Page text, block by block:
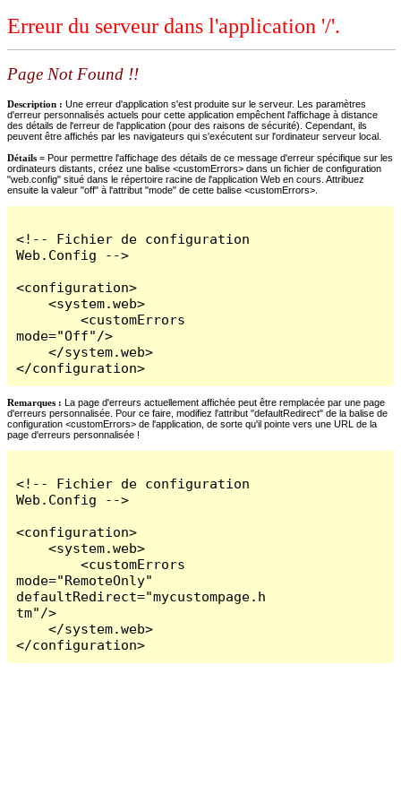
Erreur du serveur dans l'application '/'.
Page Not Found !!
Description : Une erreur d'application s'est produite sur le serveur. Les paramètres
d'erreur personnalisés actuels pour cette application empêchent l'affichage à distance
des détails de l'erreur de l'application (pour des raisons de sécurité). Cependant, ils
peuvent être affichés par les navigateurs qui s'exécutent sur l'ordinateur serveur local.
Détails = Pour permettre l'affichage des détails de ce message d'erreur spécifique sur les
ordinateurs distants, créez une balise <customErrors> dans un fichier de configuration
"web.config" situé dans le répertoire racine de l'application Web en cours. Attribuez
ensuite la valeur "off" à l'attribut "mode" de cette balise <customErrors>.
<!-- Fichier de configuration
Web.Config -->
<configuration>
    <system.web>
        <customErrors
mode="Off"/>
    </system.web>
</configuration>
Remarques : La page d'erreurs actuellement affichée peut être remplacée par une page
d'erreurs personnalisée. Pour ce faire, modifiez l'attribut "defaultRedirect" de la balise de
configuration <customErrors> de l'application, de sorte qu'il pointe vers une URL de la
page d'erreurs personnalisée !
<!-- Fichier de configuration
Web.Config -->
<configuration>
    <system.web>
        <customErrors
mode="RemoteOnly"
defaultRedirect="mycustompage.h
tm"/>
    </system.web>
</configuration>